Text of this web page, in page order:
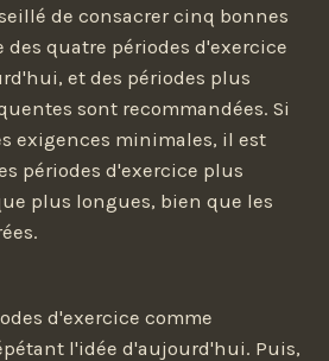
de consacrer cinq bonnes
quatre périodes d'exercice
et des périodes plus
sont recommandées. Si
exigences minimales, il est
périodes d'exercice plus
plus longues, bien que les
d'exercice comme
l'idée d'aujourd'hui. Puis,